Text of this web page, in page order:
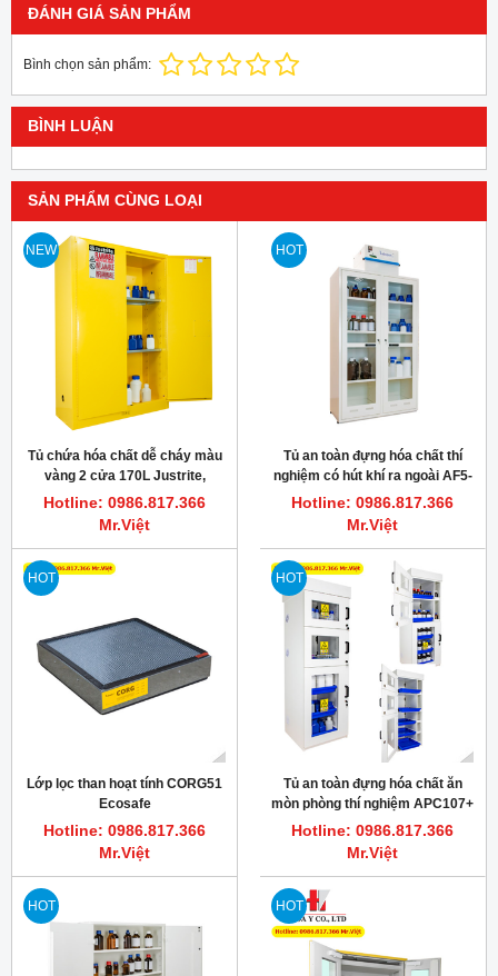
ĐÁNH GIÁ SẢN PHẨM
Bình chọn sản phẩm:
BÌNH LUẬN
SẢN PHẨM CÙNG LOẠI
NEW
Tủ chứa hóa chất dễ cháy màu
vàng 2 cửa 170L Justrite,
Ecosafe MC45
Hotline: 0986.817.366
Mr.Việt
HOT
Tủ an toàn đựng hóa chất thí
nghiệm có hút khí ra ngoài AF5-
2X Ecosafe
Hotline: 0986.817.366
Mr.Việt
HOT
Lớp lọc than hoạt tính CORG51
Ecosafe
Hotline: 0986.817.366
Mr.Việt
HOT
Tủ an toàn đựng hóa chất ăn
mòn phòng thí nghiệm APC107+
Ecosafe Thụy Sỹ
Hotline: 0986.817.366
Mr.Việt
HOT HOT